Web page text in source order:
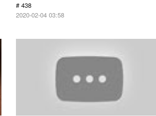
# 438
2020-02-04 03:58